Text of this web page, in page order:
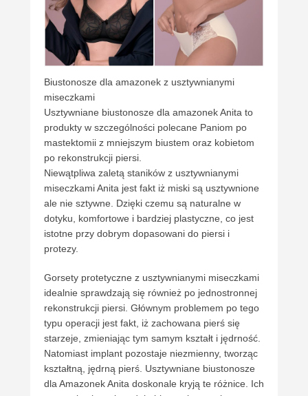
Biustonosze dla amazonek z usztywnianymi
miseczkami
Usztywniane biustonosze dla amazonek Anita to
produkty w szczególności polecane Paniom po
mastektomii z mniejszym biustem oraz kobietom
po rekonstrukcji piersi.
Niewątpliwa zaletą staników z usztywnianymi
miseczkami Anita jest fakt iż miski są usztywnione
ale nie sztywne. Dzięki czemu są naturalne w
dotyku, komfortowe i bardziej plastyczne, co jest
istotne przy dobrym dopasowani do piersi i
protezy.
Gorsety protetyczne z usztywnianymi miseczkami
idealnie sprawdzają się również po jednostronnej
rekonstrukcji piersi. Głównym problemem po tego
typu operacji jest fakt, iż zachowana pierś się
starzeje, zmieniając tym samym kształt i jędrność.
Natomiast implant pozostaje niezmienny, tworząc
kształtną, jędrną pierś. Usztywniane biustonosze
dla Amazonek Anita doskonale kryją te różnice. Ich